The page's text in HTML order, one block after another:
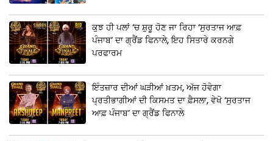
ਕੁਝ ਹੀ ਪਲਾਂ ‘ਚ ਸ਼ੁਰੂ ਹੋਣ ਜਾ ਰਿਹਾ ‘ਸੁਰਤਾਜ ਆਫ਼
ਪੰਜਾਬ’ ਦਾ ਗ੍ਰੈਂਡ ਫਿਨਾਲੇ, ਇਹ ਸਿਤਾਰੇ ਕਰਨਗੇ
ਪਰਫਾਰਮ
ਇੰਤਜ਼ਾਰ ਦੀਆਂ ਘੜੀਆਂ ਖ਼ਤਮ, ਅੱਜ ਹੋਵੇਗਾ
ਪ੍ਰਤੀਭਾਗੀਆਂ ਦੀ ਕਿਸਮਤ ਦਾ ਫ਼ੈਸਲਾ, ਵੇਖੋ ‘ਸੁਰਤਾਜ
ਆਫ਼ ਪੰਜਾਬ’ ਦਾ ਗ੍ਰੈਂਡ ਫਿਨਾਲੇ